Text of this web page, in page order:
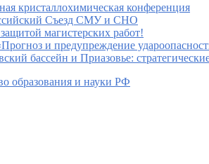
кристаллохимическая конференция
Съезд СМУ и СНО
магистерских работ!
и предупреждение
бассейн и Приазовье: